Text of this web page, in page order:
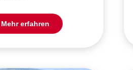
Mehr erfahren